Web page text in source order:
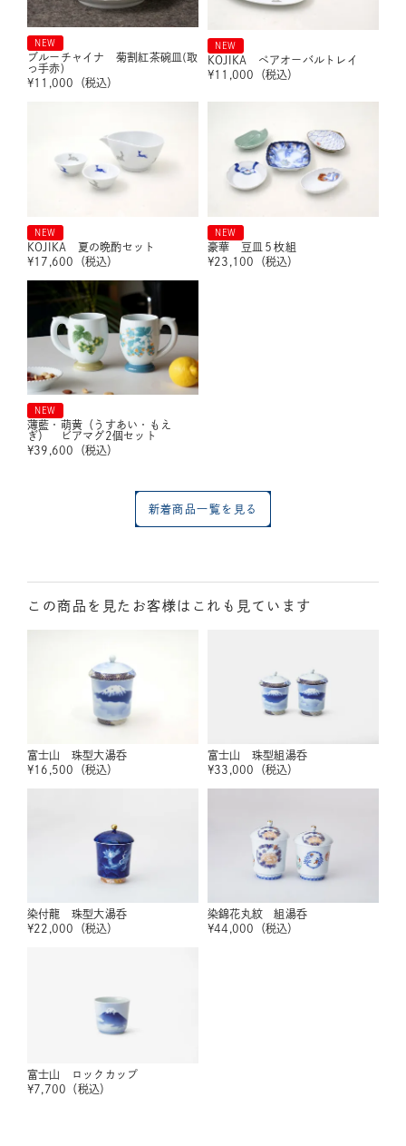
NEW
ブルーチャイナ 菊割紅茶碗皿(取
っ手赤)
¥11,000 （税込）
NEW
KOJIKA ペアオーバルトレイ
¥11,000 （税込）
NEW
KOJIKA 夏の晩酌セット
¥17,600 （税込）
NEW
豪華 豆皿５枚組
¥23,100 （税込）
NEW
薄藍・萌黄（うすあい・もえ
ぎ） ビアマグ2個セット
¥39,600 （税込）
新着商品一覧を見る
この商品を見たお客様はこれも見ています
富士山 珠型大湯呑
¥16,500 （税込）
富士山 珠型組湯呑
¥33,000 （税込）
染付龍 珠型大湯呑
¥22,000 （税込）
染錦花丸紋 組湯呑
¥44,000 （税込）
富士山 ロックカップ
¥7,700 （税込）